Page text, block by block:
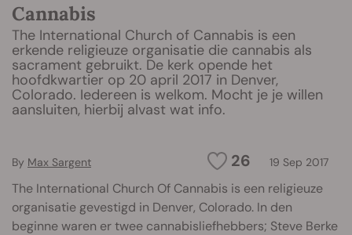
Cannabis
The International Church of Cannabis is een
erkende religieuze organisatie die cannabis als
sacrament gebruikt. De kerk opende het
hoofdkwartier op 20 april 2017 in Denver,
Colorado. Iedereen is welkom. Mocht je je willen
aansluiten, hierbij alvast wat info.
26 19 Sep 2017
By Max Sargent
The International Church Of Cannabis is een religieuze
organisatie gevestigd in Denver, Colorado. In den
beginne waren er twee cannabisliefhebbers; Steve Berke